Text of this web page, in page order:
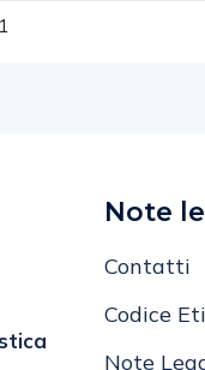
Note
Contatti
Codice
Note